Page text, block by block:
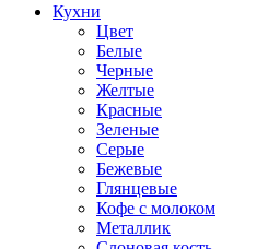
Кухни
Цвет
Белые
Черные
Желтые
Красные
Зеленые
Серые
Бежевые
Глянцевые
Кофе с молоком
Металлик